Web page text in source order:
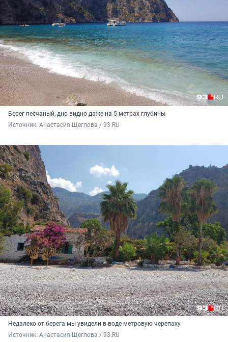
Берег песчаный, дно видно даже на 5 метрах глубины
Источник: Анастасия Щеглова / 93.RU
Недалеко от берега мы увидели в воде метровую черепаху
Источник: Анастасия Щеглова / 93.RU